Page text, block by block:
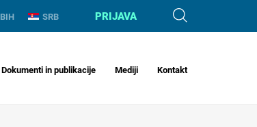
BIH SRB PRIJAVA
Dokumenti in publikacije Mediji Kontakt